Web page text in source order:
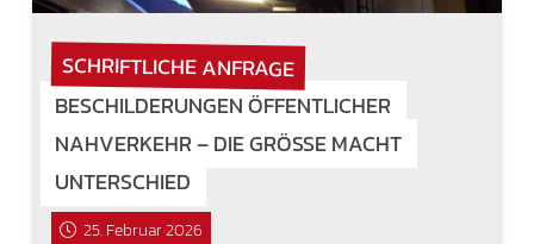
SCHRIFTLICHE ANFRAGE
BESCHILDERUNGEN ÖFFENTLICHER
NAHVERKEHR – DIE GRÖSSE MACHT U
NTERSCHIED
25. Februar 2026